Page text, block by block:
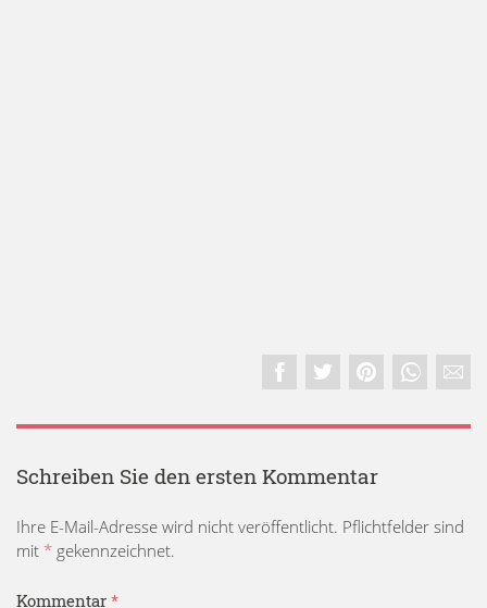
Schreiben Sie den ersten Kommentar
Ihre E-Mail-Adresse wird nicht veröffentlicht. Pflichtfelder sind
mit * gekennzeichnet.
Kommentar *